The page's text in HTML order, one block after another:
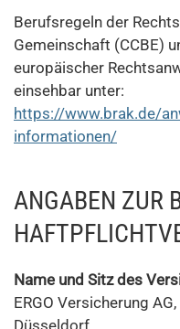
Berufsregeln der
Gemeinschaft (CCBE)
europäischer
einsehbar unter:
https://www.brak.de/
informationen/
ANGABEN ZUR
Name und Sitz des
ERGO Versicherung
Düsseldorf